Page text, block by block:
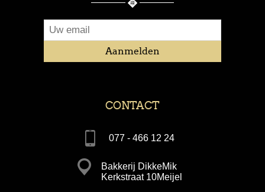
CONTACT
077 - 466 12 24
Bakkerij DikkeMik
Kerkstraat 10Meijel